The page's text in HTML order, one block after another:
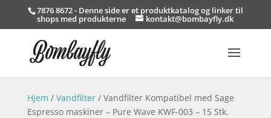
7876 8672 - Denne side er et produktkatalog og linker til
shops med produkterne kontakt@bombayfly.dk
Hjem / Vandfilter/ Vandfilter Kompatibel med Sage
Espresso maskiner – Pure Wave KWF-003 – 15 Stk.